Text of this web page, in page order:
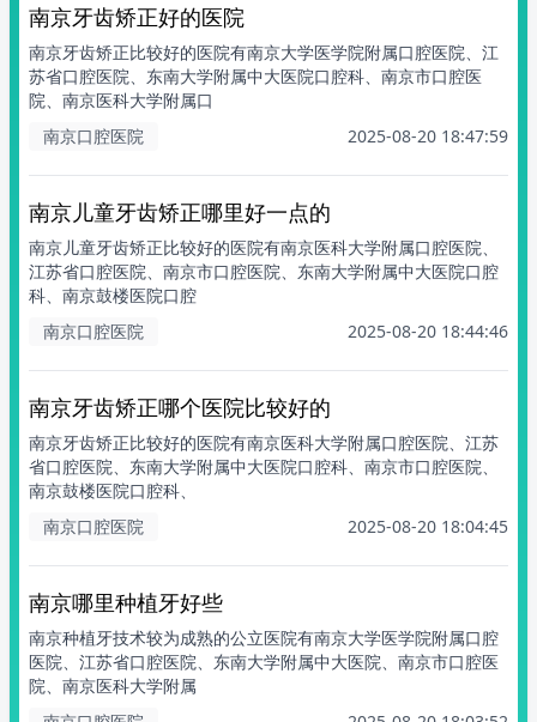
南京牙齿矫正好的医院
南京牙齿矫正比较好的医院有南京大学医学院附属口腔医院、江
苏省口腔医院、东南大学附属中大医院口腔科、南京市口腔医
院、南京医科大学附属口
南京口腔医院
2025-08-20 18:47:59
南京儿童牙齿矫正哪里好一点的
南京儿童牙齿矫正比较好的医院有南京医科大学附属口腔医院、
江苏省口腔医院、南京市口腔医院、东南大学附属中大医院口腔
科、南京鼓楼医院口腔
南京口腔医院
2025-08-20 18:44:46
南京牙齿矫正哪个医院比较好的
南京牙齿矫正比较好的医院有南京医科大学附属口腔医院、江苏
省口腔医院、东南大学附属中大医院口腔科、南京市口腔医院、
南京鼓楼医院口腔科、
南京口腔医院
2025-08-20 18:04:45
南京哪里种植牙好些
南京种植牙技术较为成熟的公立医院有南京大学医学院附属口腔
医院、江苏省口腔医院、东南大学附属中大医院、南京市口腔医
院、南京医科大学附属